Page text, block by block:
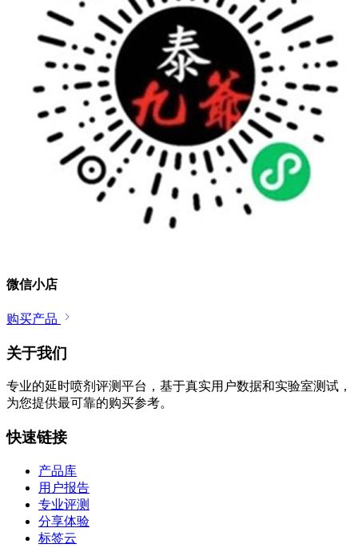
微信小店
购买产品
关于我们
专业的延时喷剂评测平台，基于真实用户数据和实验室测试，
为您提供最可靠的购买参考。
快速链接
产品库
用户报告
专业评测
分享体验
标签云